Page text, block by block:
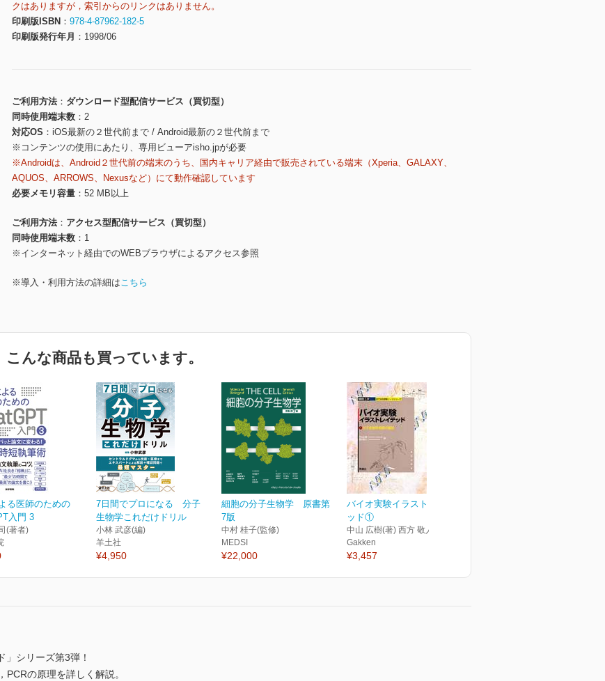
クはありますが，索引からのリンクはありません。
印刷版ISBN
978-4-87962-182-5
印刷版発行年月
1998/06
ご利用方法
ダウンロード型配信サービス（買切型）
同時使用端末数
2
対応OS
iOS最新の２世代前まで / Android最新の２世代前まで
※コンテンツの使用にあたり、専用ビューアisho.jpが必要
※Androidは、Android２世代前の端末のうち、国内キャリア経由で販売されている端末（Xperia、GALAXY、
AQUOS、ARROWS、Nexusなど）にて動作確認しています
必要メモリ容量
52 MB以上
ご利用方法
アクセス型配信サービス（買切型）
同時使用端末数
1
※インターネット経由でのWEBブラウザによるアクセス参照
※導入・利用方法の詳細はこちら
んな商品も買っています。
る医師のための
入門 3
(著者)
7日間でプロになる 分子
生物学これだけドリル
小林 武彦(編)
羊土社
¥4,950
細胞の分子生物学 原書第
7版
中村 桂子(監修)
MEDSI
¥22,000
バイオ実験イラストレイテ
ッド①
中山 広樹(著) 西方 敬人(著)
Gakken
¥3,457
シリーズ第3弾！
の原理を詳しく解説。